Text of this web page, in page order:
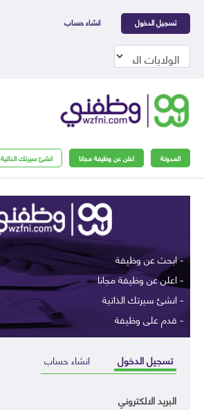
تسجيل الدخول انشاء حساب
المدونة اعلن عن وظيفة مجانا انشئ سيرتك الذاتية
- ابحث عن وظيفة
- اعلن عن وظيفة مجانا
- انشئ سيرتك الذاتية
- قدم على وظيفة
تسجيل الدخول انشاء حساب
البريد الالكتروني